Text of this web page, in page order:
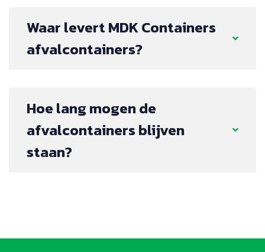
Waar levert MDK Containers
afvalcontainers?
Hoe lang mogen de
afvalcontainers blijven
staan?